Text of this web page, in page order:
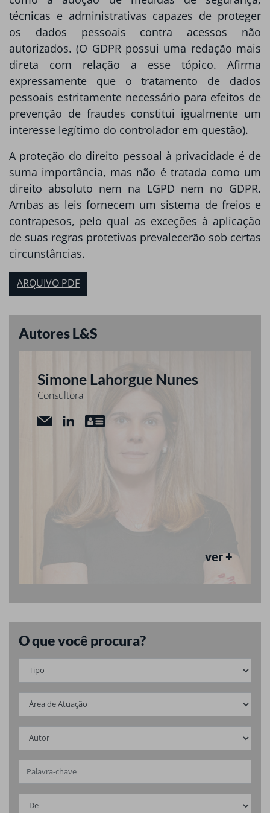
técnicas e administrativas capazes de proteger
os dados pessoais contra acessos não
autorizados. (O GDPR possui uma redação mais
direta com relação a esse tópico. Afirma
expressamente que o tratamento de dados
pessoais estritamente necessário para efeitos de
prevenção de fraudes constitui igualmente um
interesse legítimo do controlador em questão).
A proteção do direito pessoal à privacidade é de
suma importância, mas não é tratada como um
direito absoluto nem na LGPD nem no GDPR.
Ambas as leis fornecem um sistema de freios e
contrapesos, pelo qual as exceções à aplicação
de suas regras protetivas prevalecerão sob certas
circunstâncias.
ARQUIVO PDF
Autores L&S
Simone Lahorgue Nunes
Consultora
ver +
O que você procura?